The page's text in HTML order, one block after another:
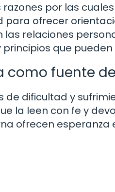
razones por las
para ofrecer
las relaciones
principios que
como fuente
de dificultad y
la leen con fe y
ofrecen